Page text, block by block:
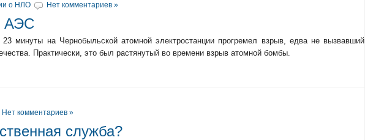
о НЛО Нет комментариев »
АЭС
минуты на Чернобыльской атомной электростанции прогремел взрыв, едва не вызвавший
Практически, это был растянутый во времени взрыв атомной бомбы.
Нет комментариев »
служба?